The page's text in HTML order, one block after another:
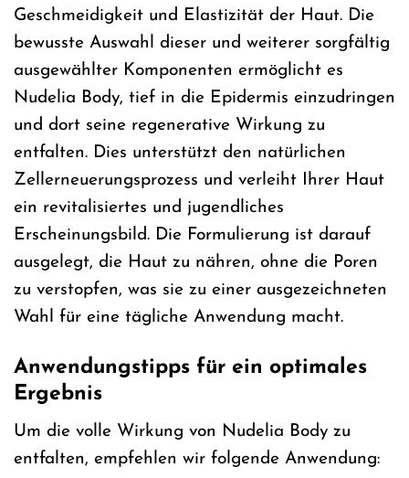
Geschmeidigkeit und Elastizität der Haut. Die
bewusste Auswahl dieser und weiterer sorgfältig
ausgewählter Komponenten ermöglicht es
Nudelia Body, tief in die Epidermis einzudringen
und dort seine regenerative Wirkung zu
entfalten. Dies unterstützt den natürlichen
Zellerneuerungsprozess und verleiht Ihrer Haut
ein revitalisiertes und jugendliches
Erscheinungsbild. Die Formulierung ist darauf
ausgelegt, die Haut zu nähren, ohne die Poren
zu verstopfen, was sie zu einer ausgezeichneten
Wahl für eine tägliche Anwendung macht.
Anwendungstipps für ein optimales
Ergebnis
Um die volle Wirkung von Nudelia Body zu
entfalten, empfehlen wir folgende Anwendung: